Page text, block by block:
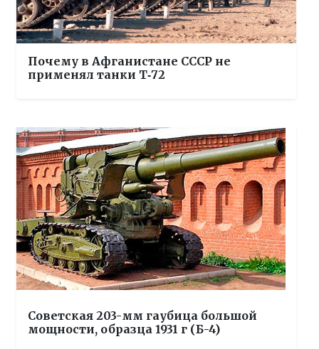
Почему в Афганистане СССР не
применял танки Т‑72
Советская 203-мм гаубица большой
мощности, образца 1931 г (Б-4)